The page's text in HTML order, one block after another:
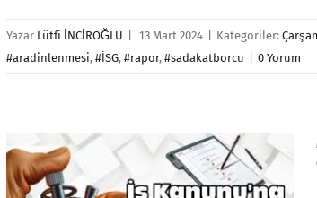
Yazar Lütfi İNCİROĞLU 13 Mart 2024 Kategoriler:
#aradinlenmesi,#İSG,#rapor,#sadakatborcu 0 Yorum